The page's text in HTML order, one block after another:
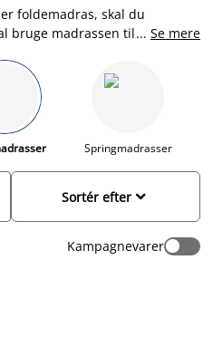
foldemadras, skal du
bruge madrassen til, da de
eller i en elevationsbund
og god at have liggende som
til børn, og den er let at
Har du brug for råd og
valg, så læs vores
... Se mere
Springmadrasser

Sortér efter
Kampagnevarer